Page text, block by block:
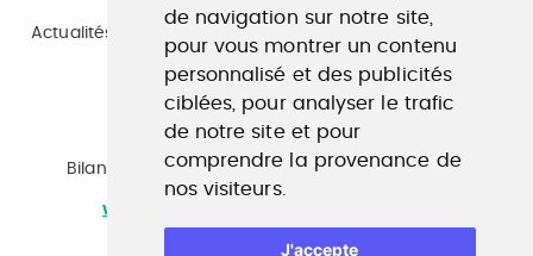
de navigation sur notre site,
pour vous montrer un contenu
personnalisé et des publicités
ciblées, pour analyser le trafic
de notre site et pour
comprendre la provenance de
nos visiteurs.
J'accepte
Formation
Actualités, guide et annuaire des formations aux métiers
de la culture.
www.profilculture-formation.com
Accompagnement professionnel
Bilan de compétences, coaching, techniques de
recherche d'emploi, entretien conseil.
www.profilculture-competences.com